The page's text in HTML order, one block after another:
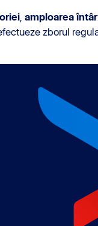
amploarea
zborul